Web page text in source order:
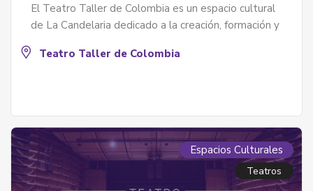
El Teatro Taller de Colombia es un espacio cultural
de La Candelaria dedicado a la creación, formación y
Teatro Taller de Colombia
Espacios Culturales
Teatros